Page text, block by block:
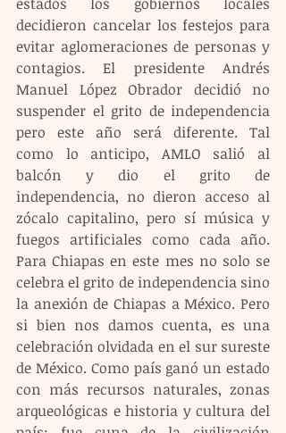
decidieron cancelar los festejos para
evitar aglomeraciones de personas y
contagios. El presidente Andrés
Manuel López Obrador decidió no
suspender el grito de independencia
pero este año será diferente. Tal
como lo anticipo, AMLO salió al
balcón y dio el grito de
independencia, no dieron acceso al
zócalo capitalino, pero sí música y
fuegos artificiales como cada año.
Para Chiapas en este mes no solo se
celebra el grito de independencia sino
la anexión de Chiapas a México. Pero
si bien nos damos cuenta, es una
celebración olvidada en el sur sureste
de México. Como país ganó un estado
con más recursos naturales, zonas
arqueológicas e historia y cultura del